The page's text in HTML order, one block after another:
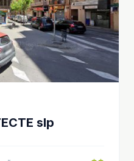
slp